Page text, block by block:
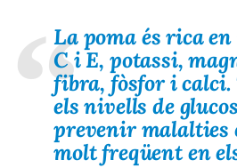
La poma és rica
C i E, potassi,
fibra, fòsfor i
els nivells de
prevenir malalties
molt freqüent en